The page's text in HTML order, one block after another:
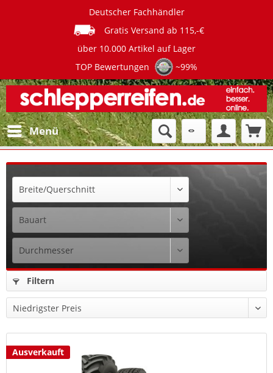
Deutscher Fachhändler
Gratis Versand ab 115,-€
über 10.000 Artikel auf Lager
TOP Bewertungen
~99%
Menü
Filtern
Ausverkauft